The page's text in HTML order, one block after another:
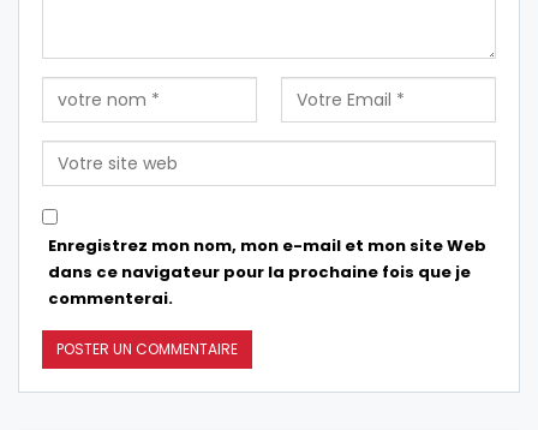
Enregistrez mon nom, mon e-mail et mon site Web
dans ce navigateur pour la prochaine fois que je
commenterai.